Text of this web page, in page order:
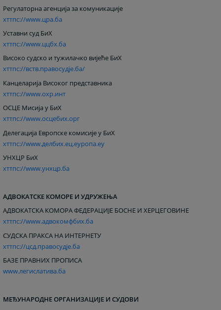
Регулаторна агенција за комуникације
хттпс://www.цра.ба
Уставни суд БиХ
хттпс://www.ццбх.ба
Високо судско и тужилачко вијеће БиХ
хттпс://вств.правосудје.ба/
Канцеларија Високог представника
хттпс://www.охр.инт
ОСЦЕ Мисија у БиХ
хттпс://www.осцебих.орг
Делегација Европске комисије у БиХ
хттпс://www.делбих.ец.еуропа.еу
УНХЦР БиХ
хттпс://www.унхцр.ба
АДВОКАТСКЕ КОМОРЕ И УДРУЖЕЊА
АДВОКАТСКА КОМОРА ФЕДЕРАЦИЈЕ БОСНЕ И ХЕРЦЕГОВИНЕ
хттпс://www.адвокомфбих.ба
СУДСКА ПРАКСА НА ИНТЕРНЕТУ
хттпс://цсд.правосудје.ба
БАЗЕ ПРАВНИХ ПРОПИСА
www.легислатива.ба
МЕЂУНАРОДНЕ ОРГАНИЗАЦИЈЕ И СУДОВИ